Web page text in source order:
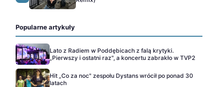
Popularne artykuły
Lato z Radiem w Poddębicach z falą krytyki.
„Pierwszy i ostatni raz", a koncertu zabrakło w TVP2
Hit „Co za noc" zespołu Dystans wrócił po ponad 30
latach